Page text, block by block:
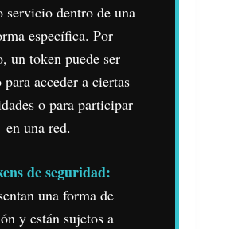
servicio dentro de una
específica. Por
un token puede ser
para acceder a ciertas
o para participar
en una red.
de seguridad:
una forma de
y están sujetos a